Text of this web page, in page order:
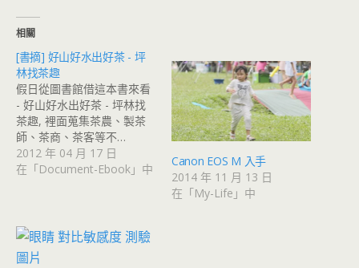
相關
[書摘] 好山好水出好茶 - 坪
林找茶趣
假日從圖書館借這本書來看
- 好山好水出好茶 - 坪林找
茶趣, 裡面蒐集茶農、製茶
師、茶商、茶客等不…
2012 年 04 月 17 日
在「Document-Ebook」中
Canon EOS M 入手
2014 年 11 月 13 日
在「My-Life」中